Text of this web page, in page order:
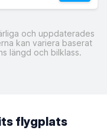
och uppdaterades
kan variera baserat
längd och bilklass.
flygplats